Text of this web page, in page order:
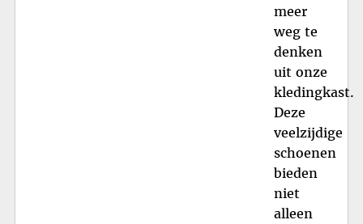
meer
weg te
denken
uit onze
kledingkast.
Deze
veelzijdige
schoenen
bieden
niet
alleen